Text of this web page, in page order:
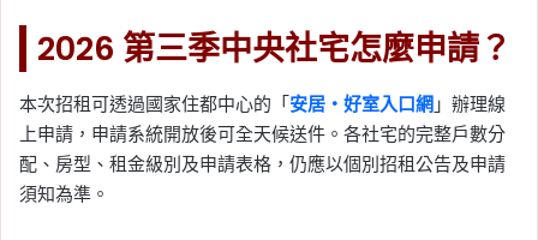
2026 第三季中央社宅怎麼申請？
本次招租可透過國家住都中心的「安居・好室入口網 」辦理線
上申請，申請系統開放後可全天候送件。各社宅的完整戶數分
配、房型、租金級別及申請表格，仍應以個別招租公告及申請
須知為準。